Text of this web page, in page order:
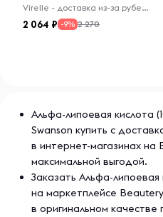
Virelle - доставка из-за рубежа
2 064 -9% 2 270
Альфа-липоевая кислота
Swanson купить с
в интернет-магазинах
максимальной выгодой.
Заказать Альфа-липоевая
на маркетплейсе
в оригинальном